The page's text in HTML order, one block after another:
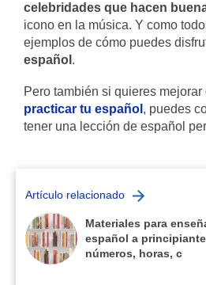
celebridades que hacen
icono en la música. Y como
ejemplos de cómo puedes
español .
Pero también si quieres
practicar tu español , puedes
tener una lección de español
Artículo relacionado
Materiales para
español a
números, horas, c